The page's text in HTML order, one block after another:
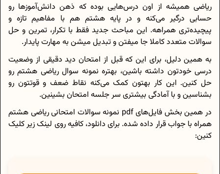
ریاضی همیشه از اون درس‌هایی بوده که ذهن دانش‌آموزها رو
حسابی درگیر می‌کنه و در پایه هشتم هم با مفاهیم تازه و
پیچیده‌تری همراهه. این مباحث جدید فقط با تکرار، تمرین و حل
سوالات متعدد کاملا جا میفتن و تبدیل میشن به مهارت پایدار.
به همین دلیل، برای این که قبل از امتحان دید دقیقی از وضعیت
درسی خودتون داشته باشین، بهتره نمونه سوال ریاضی هشتم رو
حل کنین. این کار بهتون کمک می‌کنه نقاط ضعف و قوتتون رو
بشناسین و با آمادگی بیشتری سر جلسه امتحان بشینین.
در همین بخش فایل‌های pdf نمونه سوالات امتحانی ریاضی هشتم
همراه با جواب قرار داده شده. برای دانلود، کافیه روی لینک زیر کلیک
کنین: